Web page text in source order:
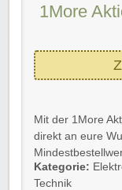
1More
Mit der 1More
direkt an eure
Ihr spart euch
Kategorie:
Technik